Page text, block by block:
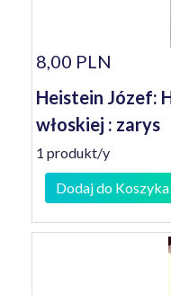
8,00 PLN
Heistein Józef:
włoskiej : zarys
1 produkt/y
Dodaj do Koszyka